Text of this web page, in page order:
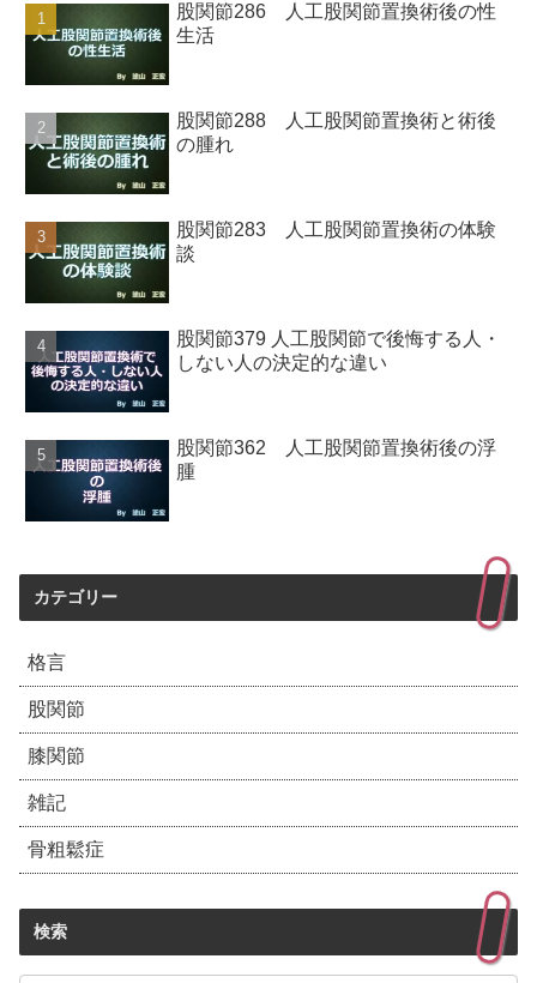
股関節286 人工股関節置換術後の性
生活
股関節288 人工股関節置換術と術後
の腫れ
股関節283 人工股関節置換術の体験
談
股関節379 人工股関節で後悔する人・
しない人の決定的な違い
股関節362 人工股関節置換術後の浮
腫
カテゴリー
格言
股関節
膝関節
雑記
骨粗鬆症
検索